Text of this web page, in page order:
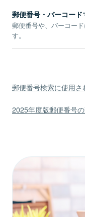
郵便番号・バーコード
郵便番号や、バーコー
す。
郵便番号検索に使用
2025年度版郵便番号